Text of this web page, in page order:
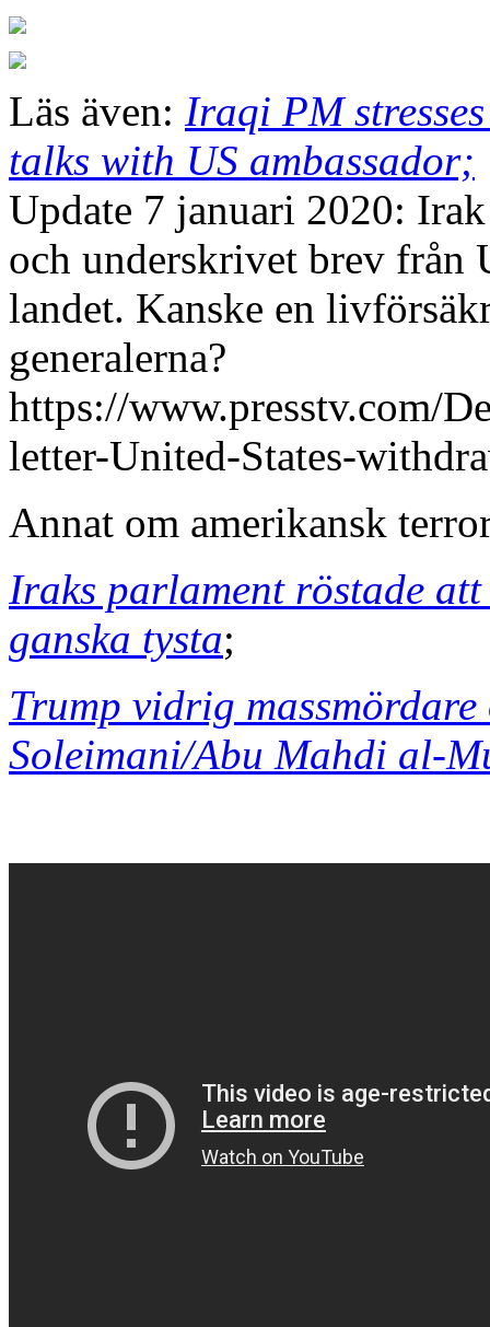
Läs även: Iraqi PM
talks with US ambassador;
Update 7 januari 2020:
och underskrivet brev från
landet. Kanske en
generalerna?
https://www.presstv.com/
letter-United-States-
Annat om amerikansk
Iraks parlament röstade
ganska tysta;
Trump vidrig massmördare
Soleimani/Abu Mahdi al-